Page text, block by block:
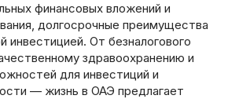
финансовых вложений и
долгосрочные преимущества
инвестицией. От безналогового
здравоохранению и
для инвестиций и
— жизнь в ОАЭ предлагает